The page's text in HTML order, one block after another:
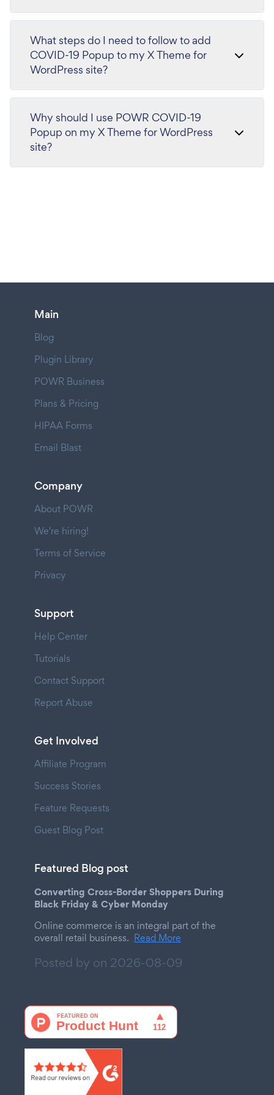
What steps do I need to follow to add
COVID-19 Popup to my X Theme for
WordPress site?
Why should I use POWR COVID-19
Popup on my X Theme for WordPress
site?
Main
Blog
Plugin Library
POWR Business
Plans & Pricing
HIPAA Forms
Email Blast
Company
About POWR
We're hiring!
Terms of Service
Privacy
Support
Help Center
Tutorials
Contact Support
Report Abuse
Get Involved
Affiliate Program
Success Stories
Feature Requests
Guest Blog Post
Featured Blog post
Converting Cross-Border Shoppers During
Black Friday & Cyber Monday
Online commerce is an integral part of the
overall retail business. Read More
Posted by on 2026-08-09